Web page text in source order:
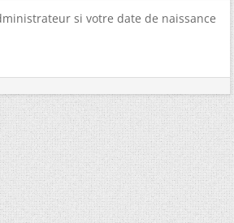
si votre date de naissance